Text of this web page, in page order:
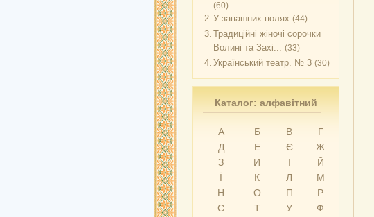
(60)
2. У запашних полях (44)
3. Традиційні жіночі сорочки
Волині та Захі... (33)
4. Український театр. № 3 (30)
Каталог: алфавітний
А Б В
Г
Д
Е Є
Ж
З
И І
Й
Ї
К Л
М
Н
О П
Р
С
Т У
Ф